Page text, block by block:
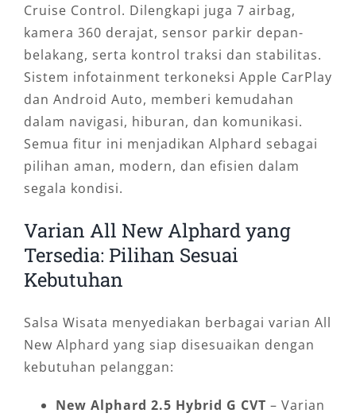
Cruise Control. Dilengkapi juga 7 airbag,
kamera 360 derajat, sensor parkir depan-
belakang, serta kontrol traksi dan stabilitas.
Sistem infotainment terkoneksi Apple CarPlay
dan Android Auto, memberi kemudahan
dalam navigasi, hiburan, dan komunikasi.
Semua fitur ini menjadikan Alphard sebagai
pilihan aman, modern, dan efisien dalam
segala kondisi.
Varian All New Alphard yang
Tersedia: Pilihan Sesuai
Kebutuhan
Salsa Wisata menyediakan berbagai varian All
New Alphard yang siap disesuaikan dengan
kebutuhan pelanggan:
New Alphard 2.5 Hybrid G CVT – Varian